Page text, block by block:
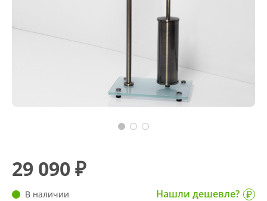
29 090 ₽
В наличии
Нашли дешевле?